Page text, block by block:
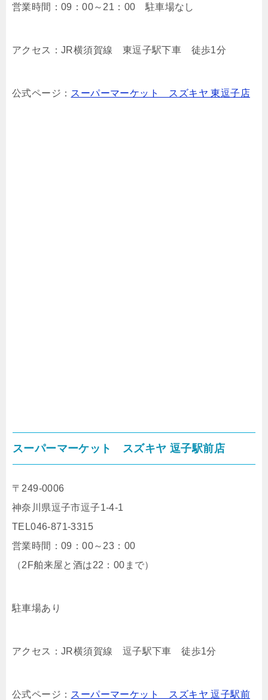
営業時間：09：00～21：00 駐車場なし
アクセス：JR横須賀線 東逗子駅下車 徒歩1分
公式ページ： スーパーマーケット スズキヤ 東逗子店
スーパーマーケット スズキヤ 逗子駅前店
〒249-0006
神奈川県逗子市逗子1-4-1
TEL046-871-3315
営業時間：09：00～23：00
（2F舶来屋と酒は22：00まで）
駐車場あり
アクセス：JR横須賀線 逗子駅下車 徒歩1分
公式ページ： スーパーマーケット スズキヤ 逗子駅前